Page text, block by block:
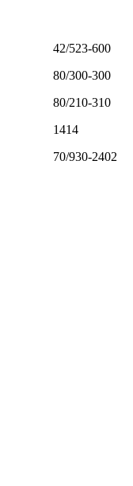
42/523-600
80/300-300
80/210-310
1414
70/930-2402